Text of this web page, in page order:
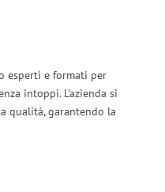
esperti e formati per
intoppi. L’azienda si
qualità, garantendo la